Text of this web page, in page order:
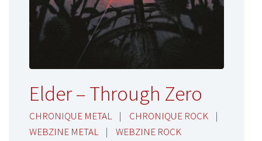
Elder – Through Zero
CHRONIQUE METAL | CHRONIQUE ROCK
|
WEBZINE METAL
| WEBZINE ROCK